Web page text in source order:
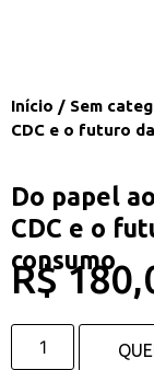
Início / Sem
CDC e o futuro
Do papel
CDC e o
consumo
R$